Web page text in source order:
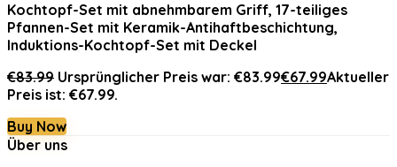
Kochtopf-Set mit abnehmbarem Griff, 17-teiliges
Pfannen-Set mit Keramik-Antihaftbeschichtung,
Induktions-Kochtopf-Set mit Deckel
€83.99 Ursprünglicher Preis war: €83.99€67.99Aktueller
Preis ist: €67.99.
Buy Now
Über uns